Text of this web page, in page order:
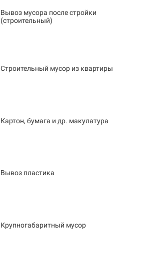
Вывоз мусора после стройки
(строительный)
Строительный мусор из квартиры
Картон, бумага и др. макулатура
Вывоз пластика
Крупногабаритный мусор